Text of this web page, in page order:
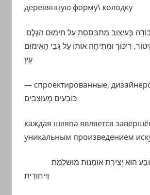
деревянную форму\ колодку
בְּעִיצוּב מִתבַּסֵסֵת עַל חִימוּם הַגֶלֶם
רִיכּוּך וּמְתִיחָהאוֹתוֹ עַל גַבֵּי הַאִימוּם
עֵץ
— спроектированные,
כּוֹבָעִים מְעוּצָבים
каждая шляпа является
уникальным произведением
הוּא יְצִירַת אוֹמָנוּת מוּשלֵמֵת
וְיִיחוּדִית